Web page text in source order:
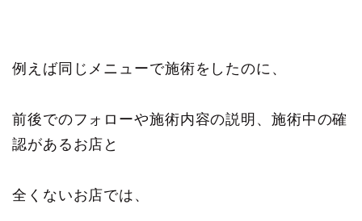
例えば同じメニューで施術をしたのに、
前後でのフォローや施術内容の説明、施術中の確
認があるお店と
全くないお店では、